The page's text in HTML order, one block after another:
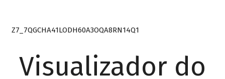
Z7_7QGCHA41LODH60A3OQA8RN14Q1
Visualizador do